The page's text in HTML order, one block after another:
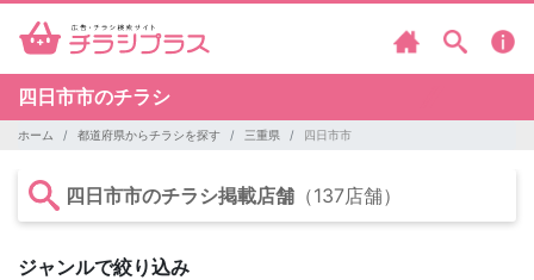
四日市市のチラシ
ホーム 都道府県からチラシを探す 三重県 四日市市
四日市市のチラシ掲載店舗 （137店舗）
ジャンルで絞り込み